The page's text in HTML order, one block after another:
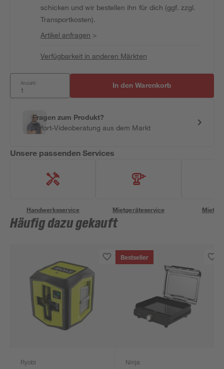
schicken und wir bestellen ihn für dich (ggf. zzgl.
Transportkosten).
Artikel anfragen >
Verfügbarkeit in anderen Märkten
Anzahl: In den Warenkorb
Fragen zum Produkt?
Sofort-Videoberatung aus dem Markt
Unsere passenden Services
Handwerksservice Mietgeräteservice
Häufig dazu gekauft
Ryobi
Bestseller
Ninja